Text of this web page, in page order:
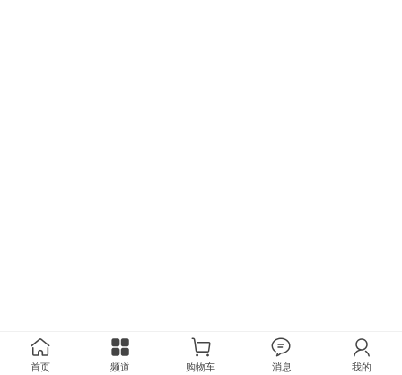
首页 频道 购物车 消息 我的